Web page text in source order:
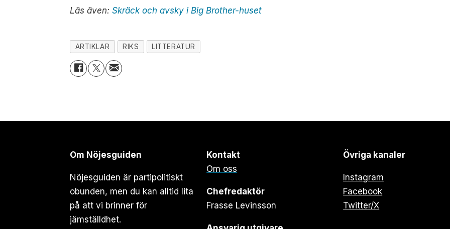
Läs även:Skräck och avsky i Big Brother-huset
ARTIKLAR RIKS LITTERATUR
Om Nöjesguiden
Nöjesguiden är partipolitiskt
obunden, men du kan alltid lita
på att vi brinner för
jämställdhet.
Kontakt
Om oss
Chefredaktör
Frasse Levinsson
Övriga kanaler
Instagram
Facebook
Twitter/X